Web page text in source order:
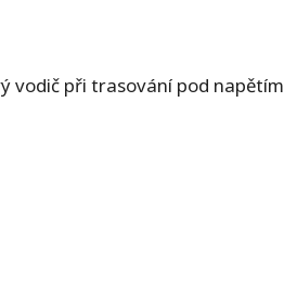
vodič při trasování pod napětím